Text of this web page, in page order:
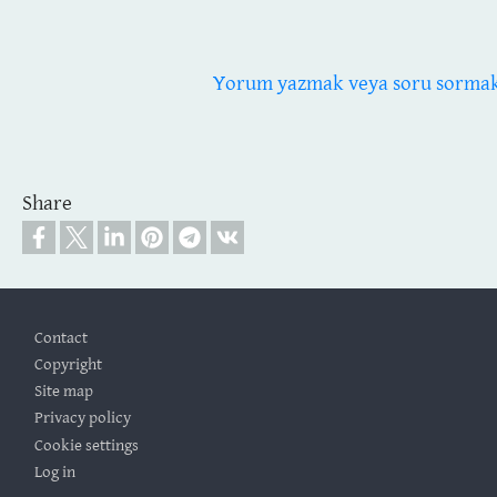
Yorum yazmak veya soru
Share
Contact
Copyright
Site map
Privacy policy
Cookie settings
Log in